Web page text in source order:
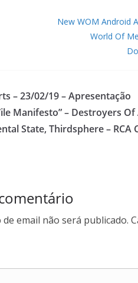
New WOM Android
World Of
– 23/02/19 – Apresentação
Manifesto” – Destroyers Of
State, Thirdsphere – RCA
de email não será publicado.